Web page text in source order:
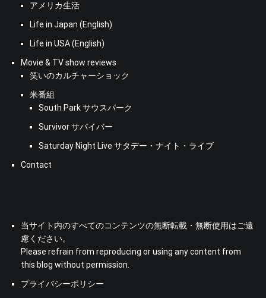
アメリカ生活
Life in Japan (English)
Life in USA (English)
Movie & TV show reviews
笑いのカルチャーショック
米番組
South Park サウスパーク
Survivor サバイバー
Saturday Night Live サタデー・ナイト・ライブ
Contact
当サイト内のすべてのコンテンツの無断転載・無断使用はご遠
慮ください。
Please refrain from reproducing or using any content from
this blog without permission.
プライバシーポリシー